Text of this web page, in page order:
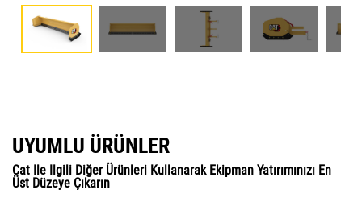
UYUMLU ÜRÜNLER
Cat Ile Ilgili Diğer Ürünleri Kullanarak Ekipman Yatırımınızı En
Üst Düzeye Çıkarın